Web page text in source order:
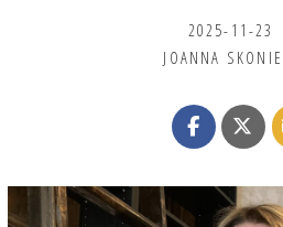
2025-11-23
JOANNA